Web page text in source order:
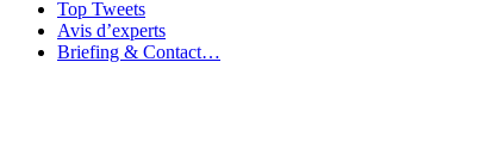
Top Tweets
Avis d’experts
Briefing & Contact…